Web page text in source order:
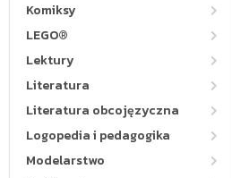
Komiksy
LEGO®
Lektury
Literatura
Literatura obcojęzyczna
Logopedia i pedagogika
Modelarstwo